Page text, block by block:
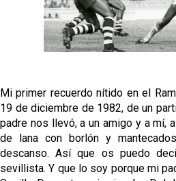
El dato que destaca a
grandes ligas
El Granada negocia con el
Flores
El Sevilla continúa con
oferta de 420 millones por el
Mi primer recuerdo nítido en el
19 de diciembre de 1982, de un
padre nos llevó, a un amigo y a mí,
de lana con borlón y
descanso. Así que os puedo
sevillista. Y que lo soy porque mi